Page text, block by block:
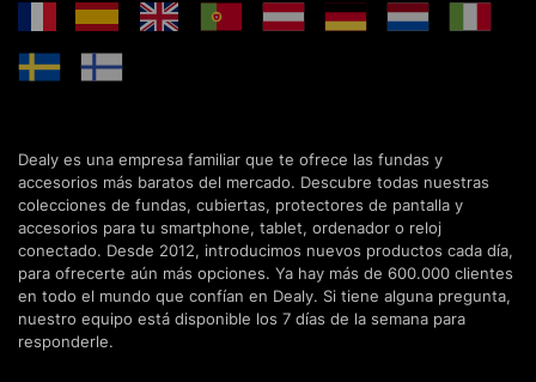
Dealy es una empresa familiar que te ofrece las fundas y
accesorios más baratos del mercado. Descubre todas nuestras
colecciones de fundas, cubiertas, protectores de pantalla y
accesorios para tu smartphone, tablet, ordenador o reloj
conectado. Desde 2012, introducimos nuevos productos cada día,
para ofrecerte aún más opciones. Ya hay más de 600.000 clientes
en todo el mundo que confían en Dealy. Si tiene alguna pregunta,
nuestro equipo está disponible los 7 días de la semana para
responderle.